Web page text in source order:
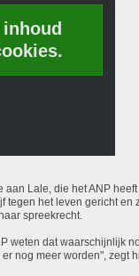
Lale, die het ANP
tegen het leven gericht en
spreekrecht.
weten dat waarschijnlijk
nog meer worden", zegt